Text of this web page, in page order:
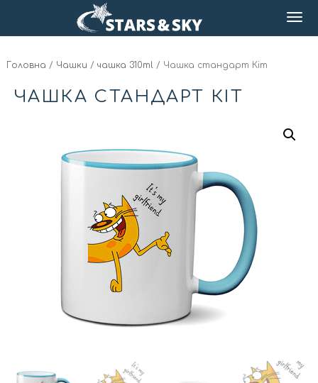
Головна / Чашки / чашка 310ml / Чашка стандарт Кіт
ЧАШКА СТАНДАРТ КІТ